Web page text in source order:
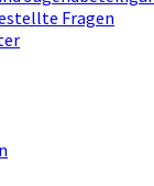
Fragen